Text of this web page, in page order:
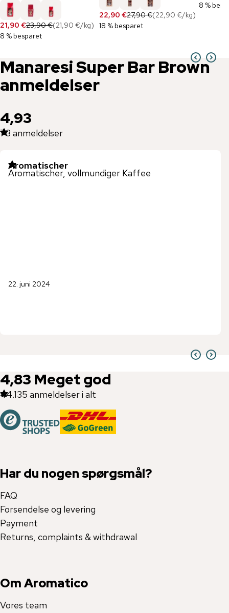
21,90 €23,90 €(21,90 €/kg)
8 % besparet
22,90 €27,90 €(22,90 €/kg)
18 % besparet
8 %
ManaresiSuper Bar Brown
anmeldelser
4,93
73 anmeldelser
Aromatischer
Aromatischer, vollmundiger Kaffee
22. juni 2024
4,83 Meget god
44.135 anmeldelser i alt
Har du nogen spørgsmål?
FAQ
Forsendelse og levering
Payment
Returns, complaints & withdrawal
Om Aromatico
Vores team